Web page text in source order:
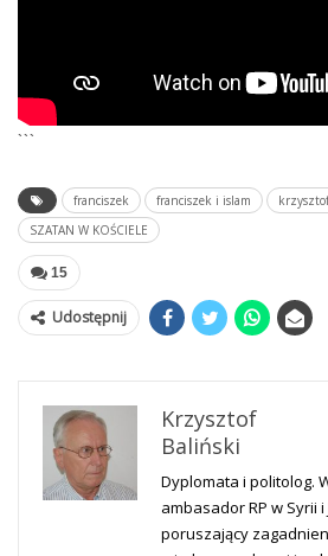
```
franciszek franciszek i islam
SZATAN W KOŚCIELE
15
Udostępnij
Krzysztof
Baliński
Dyplomata i politolog.
ambasador RP w Syrii
poruszający